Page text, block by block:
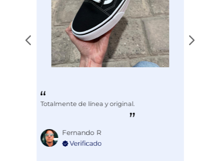
Totalmente de línea y original.
Fernando R